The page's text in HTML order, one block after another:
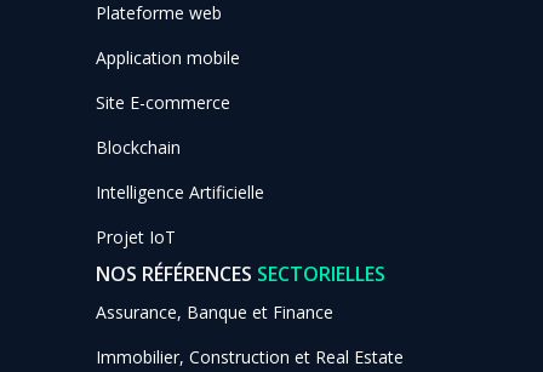
Plateforme web
Application mobile
Site E-commerce
Blockchain
Intelligence Artificielle
Projet IoT
NOS RÉFÉRENCES SECTORIELLES
Assurance, Banque et Finance
Immobilier, Construction et Real Estate